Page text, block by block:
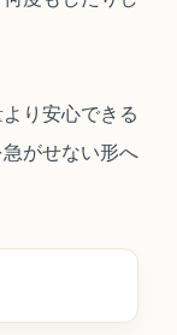
り安心できる
がせない形へ